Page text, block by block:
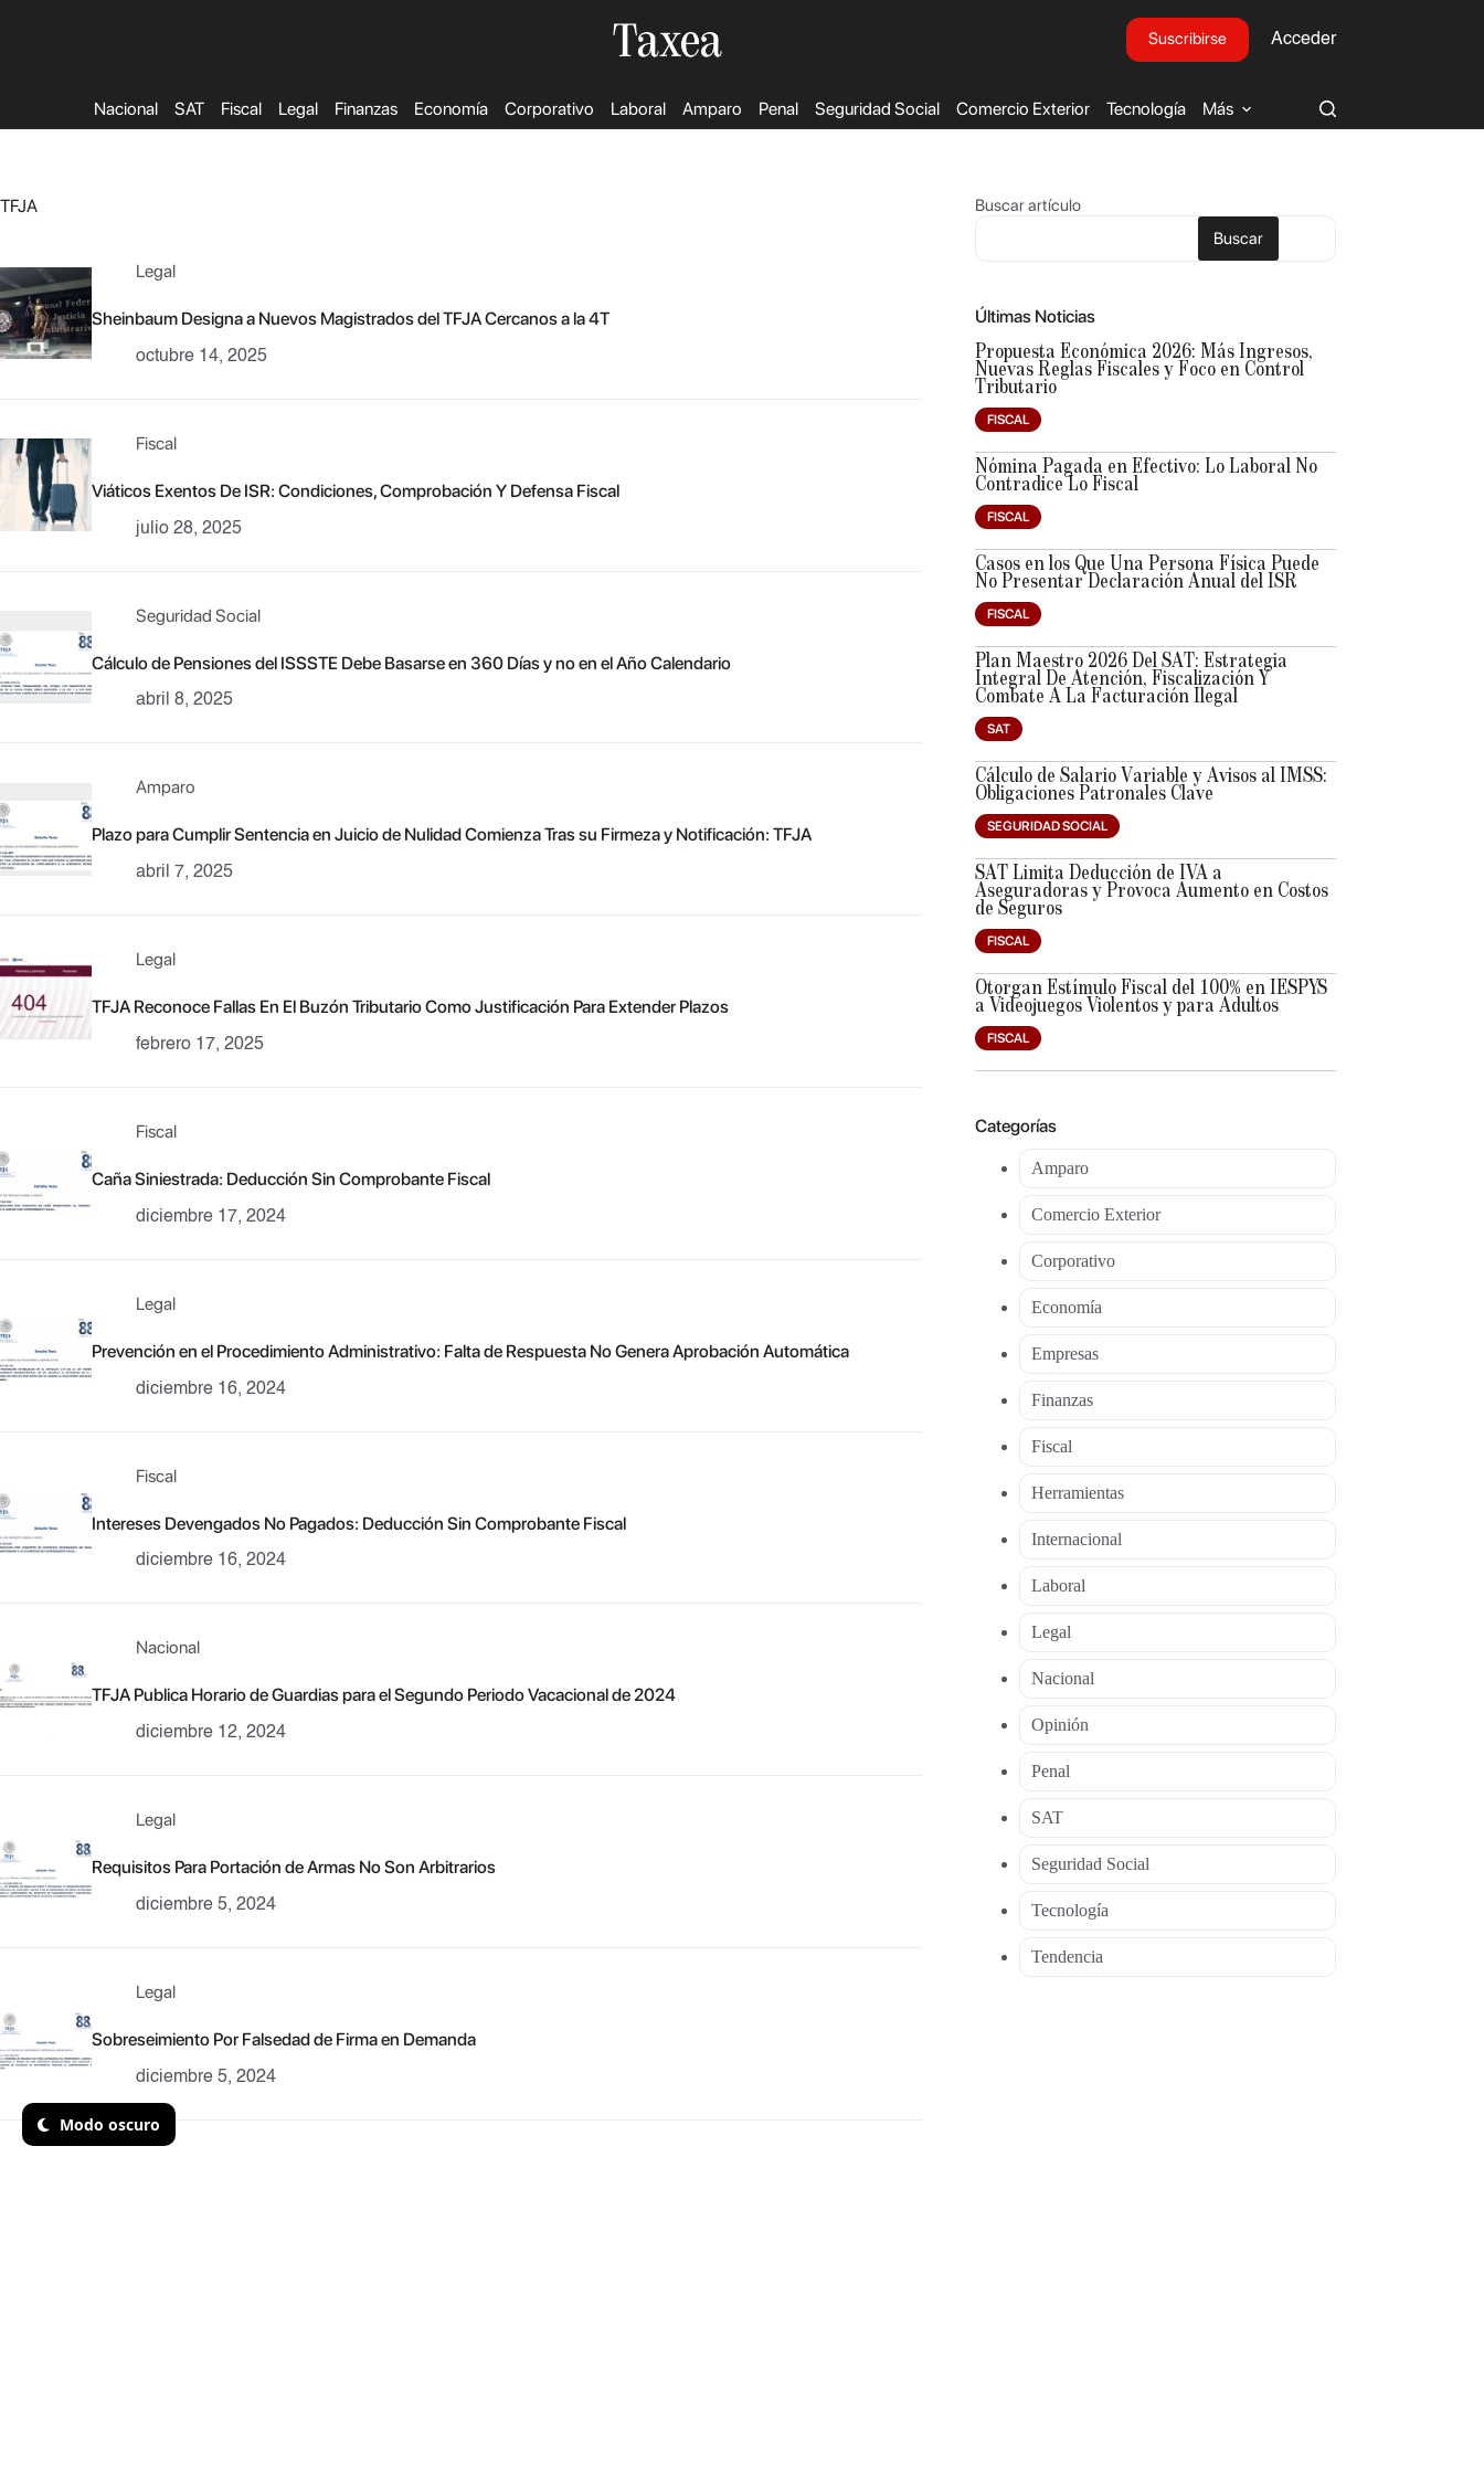
Suscribirse Acceder
Nacional SAT Fiscal Legal Finanzas Economía Corporativo Laboral Amparo Penal Seguridad Social Comercio Exterior Tecnología Más
TFJA
Legal
Sheinbaum Designa a Nuevos Magistrados del TFJA Cercanos a la 4T
octubre 14, 2025
Fiscal
Viáticos Exentos De ISR: Condiciones, Comprobación Y Defensa Fiscal
julio 28, 2025
Seguridad Social
Cálculo de Pensiones del ISSSTE Debe Basarse en 360 Días y no en el Año Calendario
abril 8, 2025
Amparo
Plazo para Cumplir Sentencia en Juicio de Nulidad Comienza Tras su Firmeza y Notificación: TFJA
abril 7, 2025
Legal
TFJA Reconoce Fallas En El Buzón Tributario Como Justificación Para Extender Plazos
febrero 17, 2025
Fiscal
Caña Siniestrada: Deducción Sin Comprobante Fiscal
diciembre 17, 2024
Legal
Prevención en el Procedimiento Administrativo: Falta de Respuesta No Genera Aprobación Automática
diciembre 16, 2024
Fiscal
Intereses Devengados No Pagados: Deducción Sin Comprobante Fiscal
diciembre 16, 2024
Nacional
TFJA Publica Horario de Guardias para el Segundo Periodo Vacacional de 2024
diciembre 12, 2024
Legal
Requisitos Para Portación de Armas No Son Arbitrarios
diciembre 5, 2024
Legal
Sobreseimiento Por Falsedad de Firma en Demanda
diciembre 5, 2024
Buscar artículo
Buscar
Últimas Noticias
Propuesta Económica 2026: Más Ingresos,
Nuevas Reglas Fiscales y Foco en Control
Tributario
FISCAL
Nómina Pagada en Efectivo: Lo Laboral No
Contradice Lo Fiscal
FISCAL
Casos en los Que Una Persona Física Puede
No Presentar Declaración Anual del ISR
FISCAL
Plan Maestro 2026 Del SAT: Estrategia
Integral De Atención, Fiscalización Y
Combate A La Facturación Ilegal
SAT
Cálculo de Salario Variable y Avisos al IMSS:
Obligaciones Patronales Clave
SEGURIDAD SOCIAL
SAT Limita Deducción de IVA a
Aseguradoras y Provoca Aumento en Costos
de Seguros
FISCAL
Otorgan Estímulo Fiscal del 100% en IESPYS
a Videojuegos Violentos y para Adultos
FISCAL
Categorías
Amparo
Comercio Exterior
Corporativo
Economía
Empresas
Finanzas
Fiscal
Herramientas
Internacional
Laboral
Legal
Nacional
Opinión
Penal
SAT
Seguridad Social
Tecnología
Tendencia
Modo oscuro